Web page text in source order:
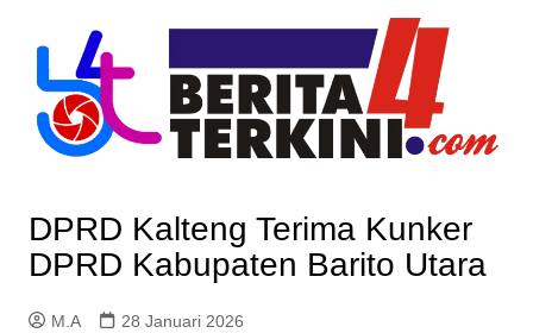
content
DPRD Kalteng Terima Kunker
DPRD Kabupaten Barito Utara
M.A 28 Januari 2026